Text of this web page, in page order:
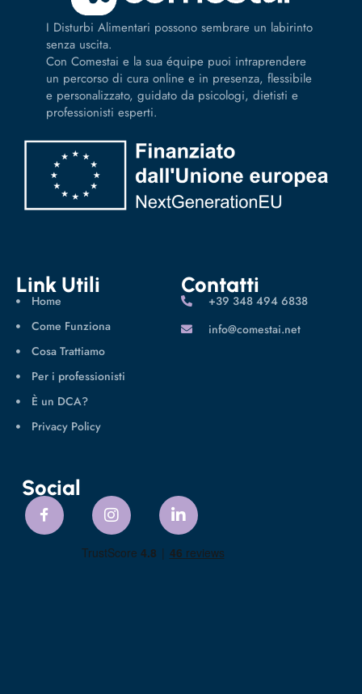
I Disturbi Alimentari possono sembrare un labirinto
senza uscita.
Con Comestai e la sua équipe puoi intraprendere
un percorso di cura online e in presenza, flessibile
e personalizzato, guidato da psicologi, dietisti e
professionisti esperti.
Link Utili
Home
Come Funziona
Cosa Trattiamo
Per i professionisti
È un DCA?
Privacy Policy
Contatti
‪+39 348 494 6838
info@comestai.net
Social